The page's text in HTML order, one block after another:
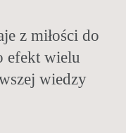
podstaw. W
i oleje z całego
są
z miłości do
efekt wielu
wiedzy
wiedzę